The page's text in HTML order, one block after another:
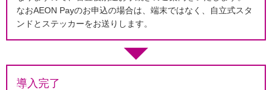
なおAEON Payのお申込の場合は、端末ではなく、自立式スタ
ンドとステッカーをお送りします。
導入完了